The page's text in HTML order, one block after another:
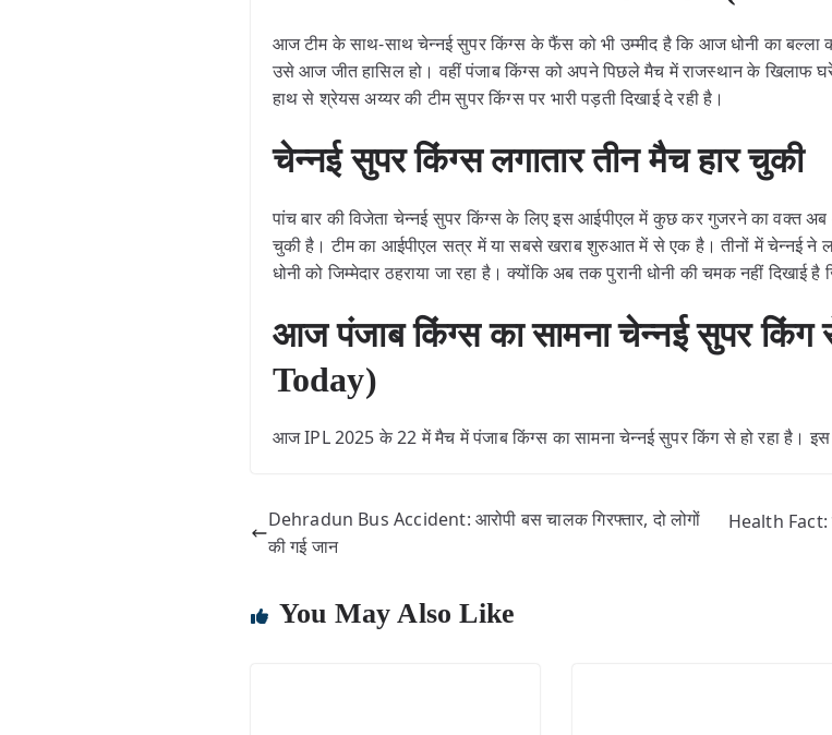
आज टीम के साथ-साथ चेन्नई सुपर किंग्स के फैंस को भी उम्मीद है कि आज धोनी का बल्ला
उसे आज जीत हासिल हो। वहीं पंजाब किंग्स को अपने पिछले मैच में राजस्थान के खिलाफ
हाथ से श्रेयस अय्यर की टीम सुपर किंग्स पर भारी पड़ती दिखाई दे रही है।
चेन्नई सुपर किंग्स लगातार तीन मैच हार चुकी
पांच बार की विजेता चेन्नई सुपर किंग्स के लिए इस आईपीएल में कुछ कर गुजरने का वक्त अब
चुकी है। टीम का आईपीएल सत्र में या सबसे खराब शुरुआत में से एक है। तीनों में चेन्नई ने
धोनी को जिम्मेदार ठहराया जा रहा है। क्योंकि अब तक पुरानी धोनी की चमक नहीं दिखाई
आज पंजाब किंग्स का सामना चेन्नई सुपर किंग
Today)
आज IPL 2025 के 22 में मैच में पंजाब किंग्स का सामना चेन्नई सुपर किंग से हो रहा है। इस
Dehradun Bus Accident: आरोपी बस चालक गिरफ्तार, दो लोगों
की गई जान
Health Fact:
You May Also Like